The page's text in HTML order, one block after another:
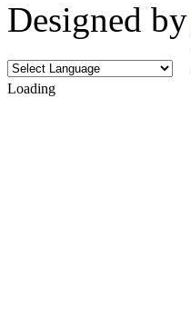
Designed by
Loading